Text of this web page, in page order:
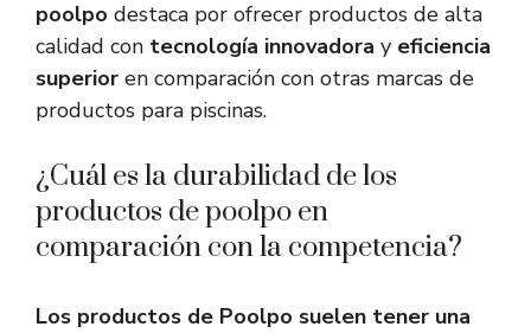
poolpo destaca por ofrecer productos de alta
calidad con tecnología innovadora y eficiencia
superior en comparación con otras marcas de
productos para piscinas.
¿Cuál es la durabilidad de los
productos de poolpo en
comparación con la competencia?
Los productos de Poolpo suelen tener una